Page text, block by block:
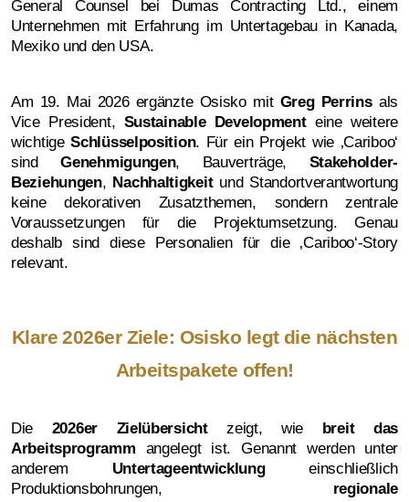
General Counsel bei Dumas Contracting Ltd., einem
Unternehmen mit Erfahrung im Untertagebau in Kanada,
Mexiko und den USA.
Am 19. Mai 2026 ergänzte Osisko mit Greg Perrinsals
Vice President, Sustainable Development eine weitere
wichtigeSchlüsselposition. Für ein Projekt wie ‚Cariboo‘
sindGenehmigungen, Bauverträge, Stakeholder-
Beziehungen, Nachhaltigkeitund Standortverantwortung
keine dekorativen Zusatzthemen, sondern zentrale
Voraussetzungen für die Projektumsetzung. Genau
deshalb sind diese Personalien für die ‚Cariboo‘-Story
relevant.
Klare 2026er Ziele: Osisko legt die nächsten
Arbeitspakete offen!
Die 2026er Zielübersichtzeigt, wie breit das
Arbeitsprogramm angelegt ist. Genannt werden unter
anderem Untertageentwicklungeinschließlich
Produktionsbohrungen, regionale